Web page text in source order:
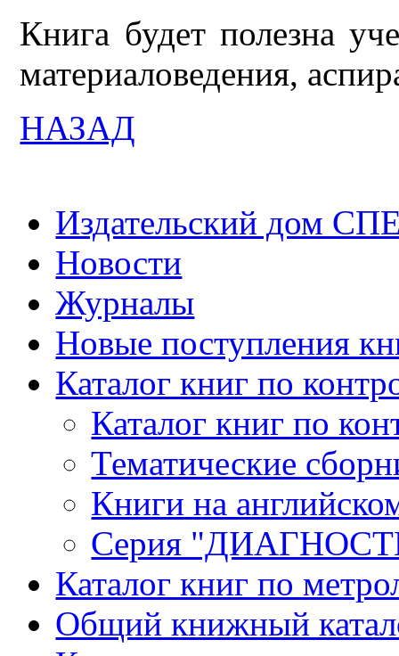
Книга будет полезна
материаловедения,
НАЗАД
Издательский дом
Новости
Журналы
Новые поступления
Каталог книг по
Каталог книг по
Тематические
Книги на
Серия
Каталог книг по
Общий книжный